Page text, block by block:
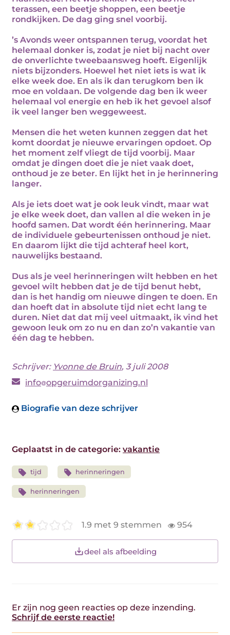
terassen, een beetje shoppen, een beetje
rondkijken. De dag ging snel voorbij.
’s Avonds weer ontspannen terug, voordat het
helemaal donker is, zodat je niet bij nacht over
de onverlichte tweebaansweg hoeft. Eigenlijk
niets bijzonders. Hoewel het niet iets is wat ik
elke week doe. En als ik dan terugkom ben ik
moe en voldaan. De volgende dag ben ik weer
helemaal vol energie en heb ik het gevoel alsof
ik veel langer ben weggeweest.
Mensen die het weten kunnen zeggen dat het
komt doordat je nieuwe ervaringen opdoet. Op
het moment zelf vliegt de tijd voorbij. Maar
omdat je dingen doet die je niet vaak doet,
onthoud je ze beter. En lijkt het in je herinnering
langer.
Als je iets doet wat je ook leuk vindt, maar wat
je elke week doet, dan vallen al die weken in je
hoofd samen. Dat wordt één herinnering. Maar
de individuele gebeurtenissen onthoud je niet.
En daarom lijkt die tijd achteraf heel kort,
nauwelijks bestaand.
Dus als je veel herinneringen wilt hebben en het
gevoel wilt hebben dat je de tijd benut hebt,
dan is het handig om nieuwe dingen te doen. En
dan hoeft dat in absolute tijd niet echt lang te
duren. Niet dat dat mij veel uitmaakt, ik vind het
gewoon leuk om zo nu en dan zo’n vakantie van
één dag te hebben.
Schrijver: Yvonne de Bruin, 3 juli 2008
info opgeruimdorganizing.nl
Biografie van deze schrijver
Geplaatst in de categorie: vakantie
tijd herinneringen
herinneringen
1.9 met 9 stemmen 954
deel als afbeelding
Er zijn nog geen reacties op deze inzending.
Schrijf de eerste reactie!